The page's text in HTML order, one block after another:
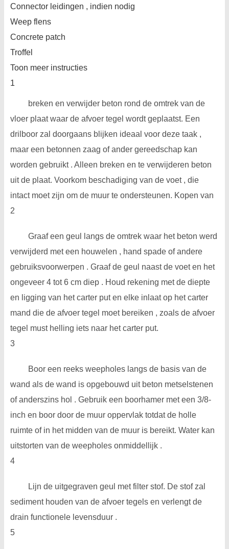
Connector leidingen , indien nodig
Weep flens
Concrete patch
Troffel
Toon meer instructies
1
breken en verwijder beton rond de omtrek van de
vloer plaat waar de afvoer tegel wordt geplaatst. Een
drilboor zal doorgaans blijken ideaal voor deze taak ,
maar een betonnen zaag of ander gereedschap kan
worden gebruikt . Alleen breken en te verwijderen beton
uit de plaat. Voorkom beschadiging van de voet , die
intact moet zijn om de muur te ondersteunen. Kopen van
2
Graaf een geul langs de omtrek waar het beton werd
verwijderd met een houwelen , hand spade of andere
gebruiksvoorwerpen . Graaf de geul naast de voet en het
ongeveer 4 tot 6 cm diep . Houd rekening met de diepte
en ligging van het carter put en elke inlaat op het carter
mand die de afvoer tegel moet bereiken , zoals de afvoer
tegel must helling iets naar het carter put.
3
Boor een reeks weepholes langs de basis van de
wand als de wand is opgebouwd uit beton metselstenen
of anderszins hol . Gebruik een boorhamer met een 3/8-
inch en boor door de muur oppervlak totdat de holle
ruimte of in het midden van de muur is bereikt. Water kan
uitstorten van de weepholes onmiddellijk .
4
Lijn de uitgegraven geul met filter stof. De stof zal
sediment houden van de afvoer tegels en verlengt de
drain functionele levensduur .
5